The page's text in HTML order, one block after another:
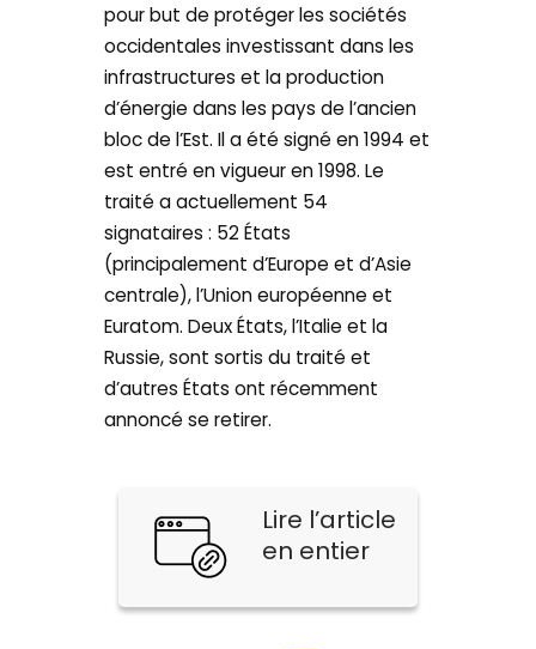
pour but de protéger les sociétés
occidentales investissant dans les
infrastructures et la production
d’énergie dans les pays de l’ancien
bloc de l’Est. Il a été signé en 1994 et
est entré en vigueur en 1998. Le
traité a actuellement 54
signataires : 52 États
(principalement d’Europe et d’Asie
centrale), l’Union européenne et
Euratom. Deux États, l’Italie et la
Russie, sont sortis du traité et
d’autres États ont récemment
annoncé se retirer.
Lire l’article
en entier